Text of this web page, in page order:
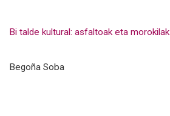
Bi talde kultural: asfaltoak eta morokilak
Begoña Soba